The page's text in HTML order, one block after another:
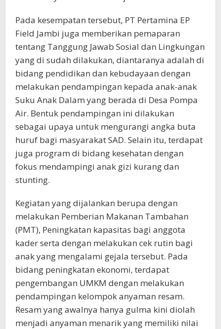
Pada kesempatan tersebut, PT Pertamina EP
Field Jambi juga memberikan pemaparan
tentang Tanggung Jawab Sosial dan Lingkungan
yang di sudah dilakukan, diantaranya adalah di
bidang pendidikan dan kebudayaan dengan
melakukan pendampingan kepada anak-anak
Suku Anak Dalam yang berada di Desa Pompa
Air. Bentuk pendampingan ini dilakukan
sebagai upaya untuk mengurangi angka buta
huruf bagi masyarakat SAD. Selain itu, terdapat
juga program di bidang kesehatan dengan
fokus mendampingi anak gizi kurang dan
stunting.
Kegiatan yang dijalankan berupa dengan
melakukan Pemberian Makanan Tambahan
(PMT), Peningkatan kapasitas bagi anggota
kader serta dengan melakukan cek rutin bagi
anak yang mengalami gejala tersebut. Pada
bidang peningkatan ekonomi, terdapat
pengembangan UMKM dengan melakukan
pendampingan kelompok anyaman resam.
Resam yang awalnya hanya gulma kini diolah
menjadi anyaman menarik yang memiliki nilai